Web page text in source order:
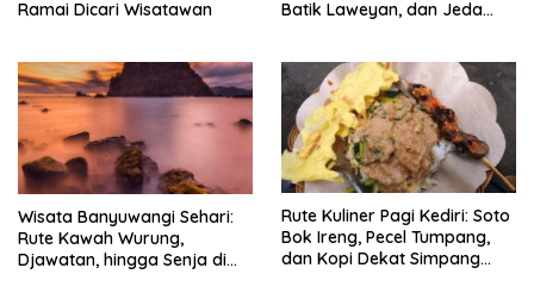
Ramai Dicari Wisatawan
Batik Laweyan, dan Jeda
Wisata Banyuwangi Sehari:
Rute Kawah Wurung,
Djawatan, hingga Senja di
Rute Kuliner Pagi Kediri: Soto
Bok Ireng, Pecel Tumpang,
dan Kopi Dekat Simpang